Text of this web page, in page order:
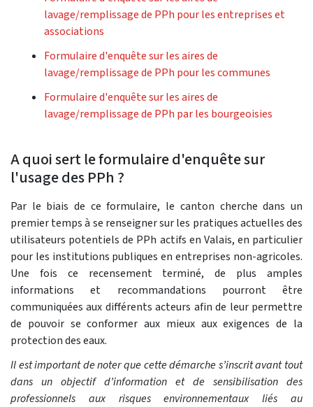
lavage/remplissage de PPh pour les entreprises et
associations
Formulaire d'enquête sur les aires de
lavage/remplissage de PPh pour les communes
Formulaire d'enquête sur les aires de
lavage/remplissage de PPh par les bourgeoisies
A quoi sert le formulaire d'enquête sur
l'usage des PPh ?
Par le biais de ce formulaire, le canton cherche dans un
premier temps à se renseigner sur les pratiques actuelles des
utilisateurs potentiels de PPh actifs en Valais, en particulier
pour les institutions publiques en entreprises non-agricoles.
Une fois ce recensement terminé, de plus amples
informations et recommandations pourront être
communiquées aux différents acteurs afin de leur permettre
de pouvoir se conformer aux mieux aux exigences de la
protection des eaux.
Il est important de noter que cette démarche s’inscrit avant tout
dans un objectif d’information et de sensibilisation des
professionnels aux risques environnementaux liés au